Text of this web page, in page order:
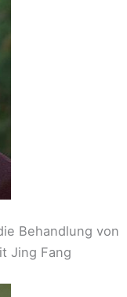
Behandlung von
Jing Fang